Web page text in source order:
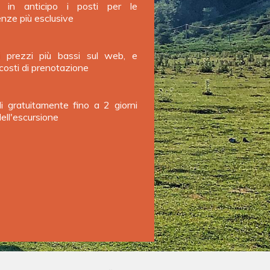
in anticipo i posti per le
più esclusive
prezzi più bassi sul web, e
di prenotazione
gratuitamente fino a 2 giorni